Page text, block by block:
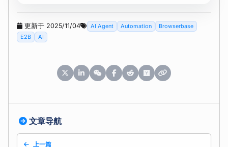
更新于 2025/11/04 AI Agent Automation
Browserbase
E2B
AI
文章导航
上一篇